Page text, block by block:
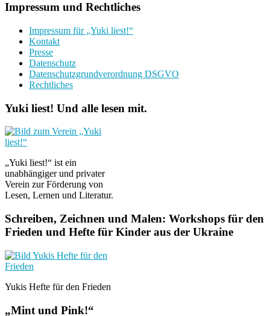
Impressum und Rechtliches
Impressum für „Yuki liest!“
Kontakt
Presse
Datenschutz
Datenschutzgrundverordnung DSGVO
Rechtliches
Yuki liest! Und alle lesen mit.
„Yuki liest!“ ist ein
unabhängiger und privater
Verein zur Förderung von
Lesen, Lernen und Literatur.
Schreiben, Zeichnen und Malen: Workshops für den
Frieden und Hefte für Kinder aus der Ukraine
Yukis Hefte für den Frieden
„Mint und Pink!“